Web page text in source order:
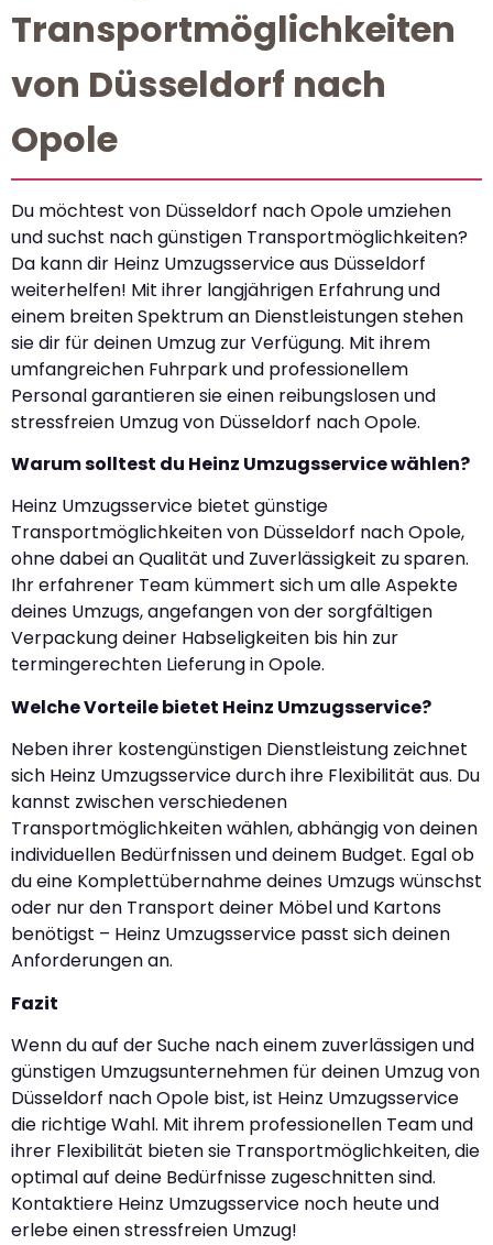
Transportmöglichkeiten
von Düsseldorf nach
Opole
Du möchtest von Düsseldorf nach Opole umziehen
und suchst nach günstigen Transportmöglichkeiten?
Da kann dir Heinz Umzugsservice aus Düsseldorf
weiterhelfen! Mit ihrer langjährigen Erfahrung und
einem breiten Spektrum an Dienstleistungen stehen
sie dir für deinen Umzug zur Verfügung. Mit ihrem
umfangreichen Fuhrpark und professionellem
Personal garantieren sie einen reibungslosen und
stressfreien Umzug von Düsseldorf nach Opole.
Warum solltest du Heinz Umzugsservice wählen?
Heinz Umzugsservice bietet günstige
Transportmöglichkeiten von Düsseldorf nach Opole,
ohne dabei an Qualität und Zuverlässigkeit zu sparen.
Ihr erfahrener Team kümmert sich um alle Aspekte
deines Umzugs, angefangen von der sorgfältigen
Verpackung deiner Habseligkeiten bis hin zur
termingerechten Lieferung in Opole.
Welche Vorteile bietet Heinz Umzugsservice?
Neben ihrer kostengünstigen Dienstleistung zeichnet
sich Heinz Umzugsservice durch ihre Flexibilität aus. Du
kannst zwischen verschiedenen
Transportmöglichkeiten wählen, abhängig von deinen
individuellen Bedürfnissen und deinem Budget. Egal ob
du eine Komplettübernahme deines Umzugs wünschst
oder nur den Transport deiner Möbel und Kartons
benötigst – Heinz Umzugsservice passt sich deinen
Anforderungen an.
Fazit
Wenn du auf der Suche nach einem zuverlässigen und
günstigen Umzugsunternehmen für deinen Umzug von
Düsseldorf nach Opole bist, ist Heinz Umzugsservice
die richtige Wahl. Mit ihrem professionellen Team und
ihrer Flexibilität bieten sie Transportmöglichkeiten, die
optimal auf deine Bedürfnisse zugeschnitten sind.
Kontaktiere Heinz Umzugsservice noch heute und
erlebe einen stressfreien Umzug!